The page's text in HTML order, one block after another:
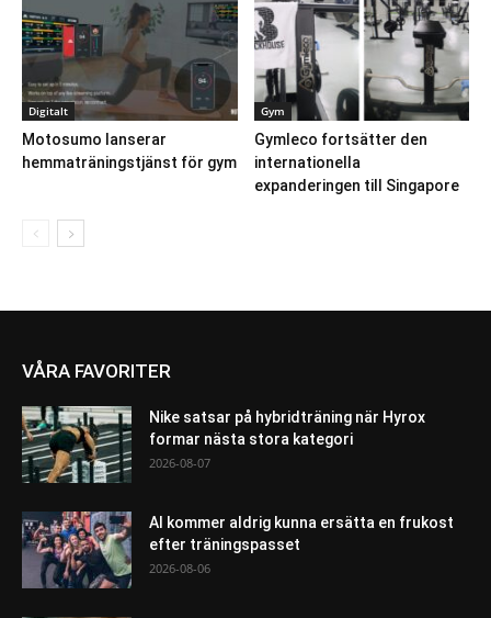
Digitalt
Motosumo lanserar
hemmaträningstjänst för gym
Gym
Gymleco fortsätter den
internationella
expanderingen till Singapore
VÅRA FAVORITER
Nike satsar på hybridträning när Hyrox
formar nästa stora kategori
2026-08-07
AI kommer aldrig kunna ersätta en frukost
efter träningspasset
2026-08-06